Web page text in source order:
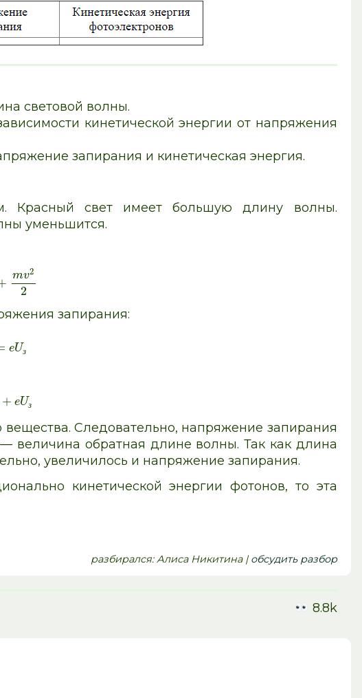
световой волны.
кинетической энергии от напряжения
запирания и кинетическая энергия.
Красный свет имеет большую длину волны.
уменьшится.
mv2
2
запирания:
eUз
+ eUз
Следовательно, напряжение запирания
— величина обратная длине волны. Так как длина
увеличилось и напряжение запирания.
кинетической энергии фотонов, то эта
pазбирался: Алиса Никитина |обсудить разбор
8.8k